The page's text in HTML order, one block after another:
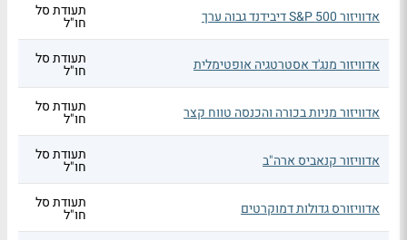
אדוויזור S&P 500 דיבידנד גבוה ערך תעודת סל
חו"ל
אדוויזור מנג'ד אסטרטגיה אופטימלית תעודת סל
חו"ל
אדוויזור מניות בכורה והכנסה טווח קצר תעודת סל
חו"ל
אדוויזור קנאביס ארה"ב תעודת סל
חו"ל
אדוויזורס גדולות דמוקרטים תעודת סל
חו"ל